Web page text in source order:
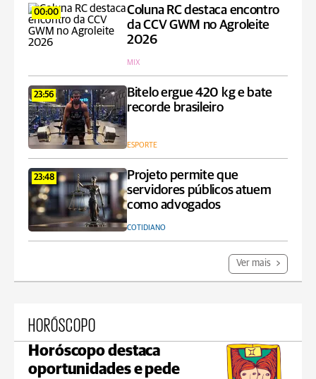
00:00
Coluna RC destaca encontro
da CCV GWM no Agroleite
2026
MIX
23:56
Bitelo ergue 420 kg e bate
recorde brasileiro
ESPORTE
23:48
Projeto permite que
servidores públicos atuem
como advogados
COTIDIANO
Ver mais
HORÓSCOPO
Horóscopo destaca
oportunidades e pede